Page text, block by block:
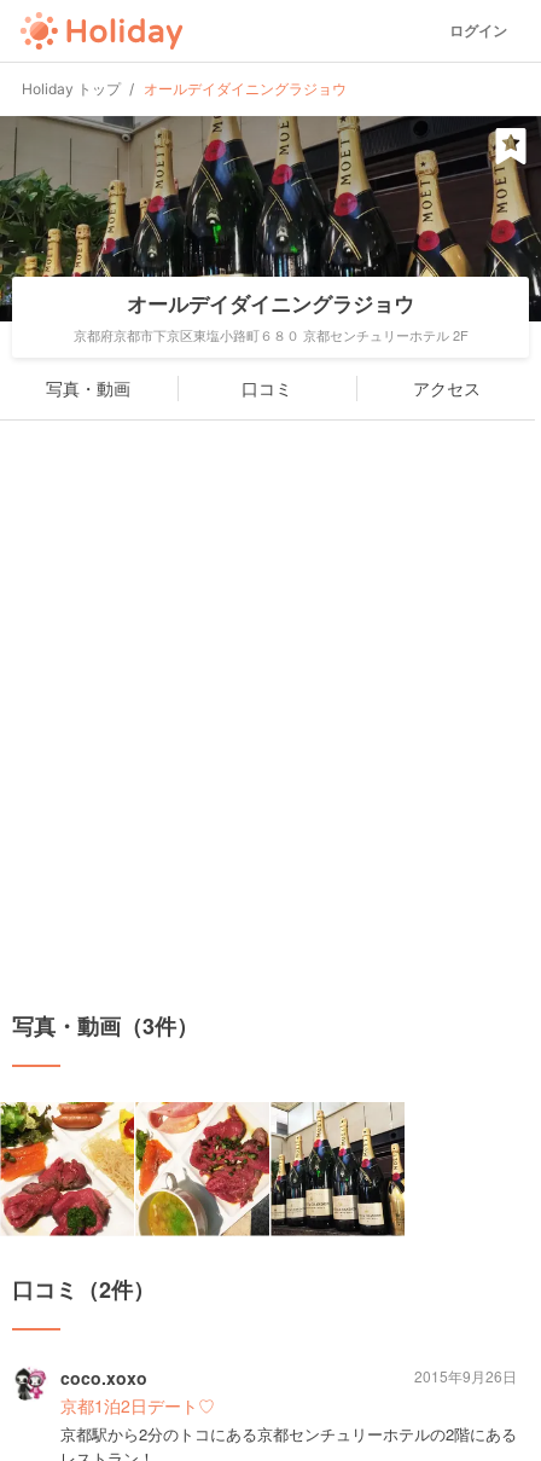
ログイン
Holiday トップ オールデイダイニングラジョウ
オールデイダイニングラジョウ
京都府京都市下京区東塩小路町６８０ 京都センチュリーホテル 2F
写真・動画 口コミ アクセス
写真・動画（3件）
口コミ（2件）
coco.xoxo
京都1泊2日デート♡
京都駅から2分のトコにある京都センチュリーホテルの2階にある
2015年9月26日